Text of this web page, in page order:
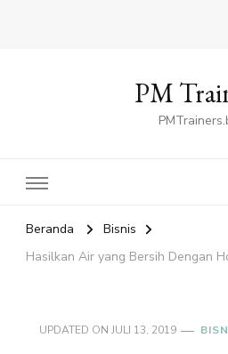
PM
Beranda
Bisnis
Hasilkan Air yang Bersih Dengan
UPDATED ON JULI 13, 2019